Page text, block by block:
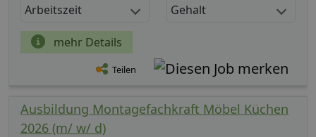
Arbeitszeit Gehalt
mehr Details
Teilen
Ausbildung Montagefachkraft Möbel Küchen
2026 (m/ w/ d)